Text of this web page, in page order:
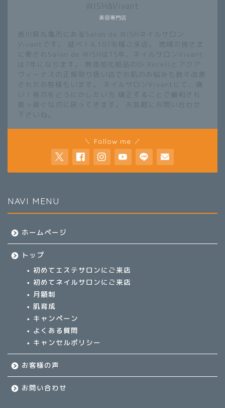
美容専門店
WISH&Vivant
香川県丸亀市にあるSalon de WISHネイルサロン
Vivantです。 延べ！4,107名様ご来店。 地域の皆さま
に愛されSalon de WISHは15年、ネイルサロンVivant
は7年になります。 無添加化粧品のDr.Recellとアクア
ヴィーナスの正規取り扱い店でお肌のお悩みも数々改善
されたお客様もいます。 ネイルサロンVivantにて、痛
い！巻爪をどうにかしたい方 矯正することで緩和され
真っ直ぐな爪に戻ってきます。 お気軽にお問い合わせ
下さいね。
＼ Follow me ／
NAVI MENU
ホームページ
トップ
初めてエステサロンにご来店
初めてネイルサロンにご来店
月額制
肌育成
キャンペーン
よくある質問
キャンセルポリシー
お客様の声
お問い合わせ